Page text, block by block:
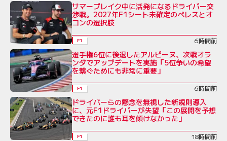
サマーブレイク中に活発になるドライバー交
渉戦。2027年F1シート未確定のペレスとオ
コンの選択肢
F1 6時間前
選手権6位に後退したアルピーヌ、次戦オラ
ンダでアップデートを実施「5位争いの希望
を繋ぐためにも非常に重要」
F1 6時間前
ドライバーらの懸念を無視した新規則導入
に、元F1ドライバーが失望「この展開を予想
できたのに誰も耳を傾けなかった」
F1 18時間前